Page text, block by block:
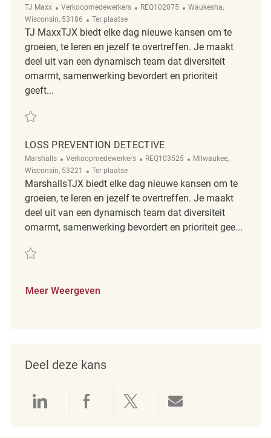
TJ Maxx Categorie
Verkoopmedewerkers ReqId
REQ102075 Plaats
Waukesha,
Wisconsin, 53186
Afgelegen
Ter plaatse
TJ MaxxTJX biedt elke dag nieuwe kansen om te
groeien, te leren en jezelf te overtreffen. Je maakt
deel uit van een dynamisch team dat diversiteit
omarmt, samenwerking bevordert en prioriteit
geeft...
Redden Loss Prevention Detective REQ102075
LOSS PREVENTION DETECTIVE
Marshalls Categorie
Verkoopmedewerkers ReqId
REQ103525 Plaats
Milwaukee,
Wisconsin, 53221
Afgelegen
Ter plaatse
MarshallsTJX biedt elke dag nieuwe kansen om te
groeien, te leren en jezelf te overtreffen. Je maakt
deel uit van een dynamisch team dat diversiteit
omarmt, samenwerking bevordert en prioriteit gee...
Redden Loss Prevention Detective REQ103525
Meer Weergeven
Deel deze kans
Delen via LinkedIn
Delen via Facebook
Delen via twitter